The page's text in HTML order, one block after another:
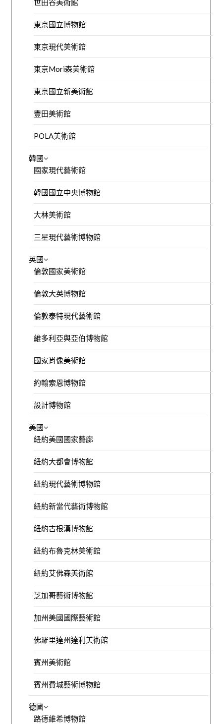
世田谷美術館
東京國立博物館
東京現代美術館
東京Mori森美術館
東京國立新美術館
豐田美術館
POLA美術館
韓國
國家現代藝術館
韓國國立中央博物館
大林美術館
三星現代藝術博物館
英國
倫敦國家美術館
倫敦大英博物館
倫敦泰特現代藝術館
維多利亞與亞伯博物館
國家肖像美術館
約翰索恩博物館
設計博物館
美國
紐約美國國家藝廊
紐約大都會博物館
紐約現代藝術博物館
紐約新當代藝術博物館
紐約古根漢博物館
紐約布魯克林美術館
紐約艾佛森美術館
芝加哥藝術博物館
加州美國國際藝術館
佛羅里達州達利美術館
賓州美術館
賓州費城藝術博物館
德國
路德維希博物館